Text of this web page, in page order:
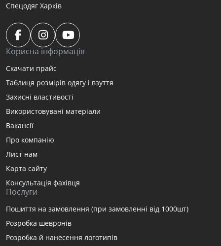
Спецодяг Харків
Корисна інформація
Скачати прайс
Таблиця розмірів одягу і взуття
Захисні властивості
Використовувані матеріали
Вакансії
Про компанію
Лист нам
Карта сайту
Консультація фахівця
Послуги
Пошиття на замовлення (при замовленні від 1000шт)
Розробка шевронів
Розробка й нанесення логотипів